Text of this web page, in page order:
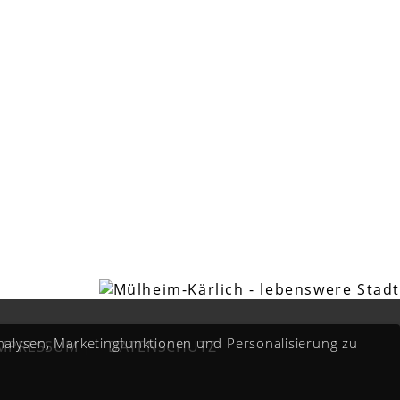
| DATENSCHUTZ
Marketingfunktionen und Personalisierung zu